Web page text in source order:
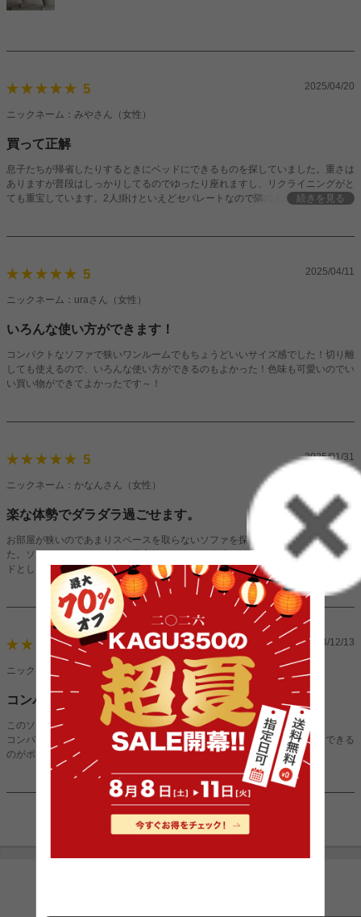
5 2025/04/20
ニックネーム：みやさん（女性）
買って正解
息子たちが帰省したりするときにベッドにできるものを探していました。重さは
ありますが普段はしっかりしてるのでゆったり座れますし、リクライニングがと
ても重宝しています。2人掛けといえどセパレートなので隣の人の振動もないし
続きを見る
5 2025/04/11
ニックネーム：uraさん（女性）
いろんな使い方ができます！
コンパクトなソファで狭いワンルームでもちょうどいいサイズ感でした！切り離
しても使えるので、いろんな使い方ができるのもよかった！色味も可愛いのでい
い買い物ができてよかったです～！
5 2025/01/31
ニックネーム：かなんさん（女性）
楽な体勢でダラダラ過ごせます。
お部屋が狭いのであまりスペースを取らないソファを探していてこれに決めまし
た。ソファとベッドが一台で両方使えるので、友達が泊りに来たときは簡易ベッ
ドとして使っています。
どこのソファか聞かれたのでおすすめしておきました～
ナチュラルなデザインで、私の部屋にもぴったり合い大満足です！
4 2024/12/13
ニックネーム：moeさん（女性）
コンパクトでも贅沢なリラックス空間ができました！
このソファのおかげでリビングが一気に居心地のいい空間になりました！
コンパクトで場所を取らないのに、リクライニングでしっかりリラックスできる
のがポイント高い！休日はここでゴロゴロするのが定番になりました。
1件〜7件（全7件）